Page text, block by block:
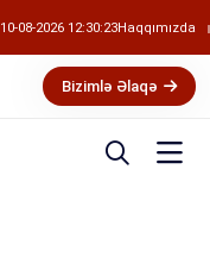
10-08-2026 12:30:24Haqqımızda
Bizimlə Əlaqə